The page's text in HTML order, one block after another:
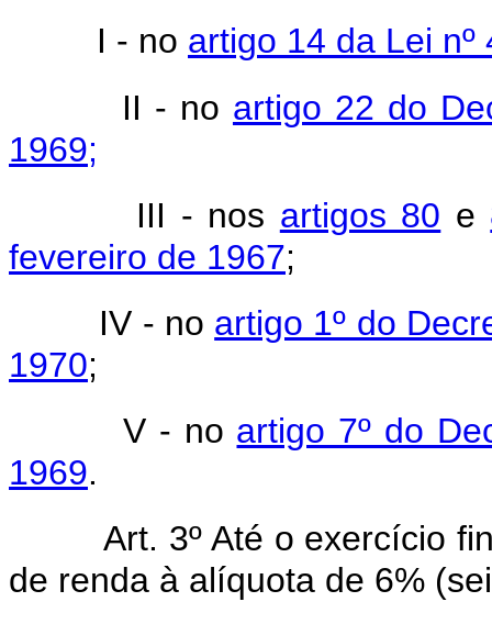
I - no artigo 14 da Lei
II - no artigo 22 do
1969;
III - nos artigos 80 e
fevereiro de 1967;
IV - no artigo 1º do
1970;
V - no artigo 7º do
1969.
Art. 3º Até o exercício
de renda à alíquota de 6%